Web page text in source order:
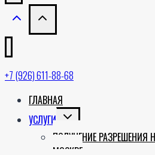
+7 (926) 611-88-68
ГЛАВНАЯ
УСЛУГИ TOGGLE
MENU
ПОЛУЧЕНИЕ РАЗРЕШЕНИЯ
МОСКВЕ